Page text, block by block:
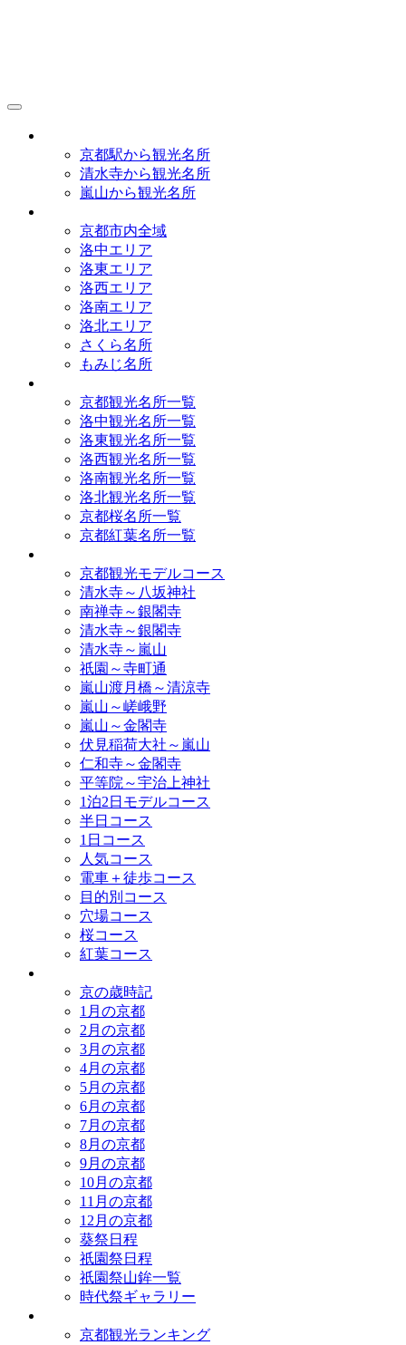
京都駅から観光名所
清水寺から観光名所
嵐山から観光名所
京都市内全域
洛中エリア
洛東エリア
洛西エリア
洛南エリア
洛北エリア
さくら名所
もみじ名所
京都観光名所一覧
洛中観光名所一覧
洛東観光名所一覧
洛西観光名所一覧
洛南観光名所一覧
洛北観光名所一覧
京都桜名所一覧
京都紅葉名所一覧
京都観光モデルコース
清水寺～八坂神社
南禅寺～銀閣寺
清水寺～銀閣寺
清水寺～嵐山
祇園～寺町通
嵐山渡月橋～清涼寺
嵐山～嵯峨野
嵐山～金閣寺
伏見稲荷大社～嵐山
仁和寺～金閣寺
平等院～宇治上神社
1泊2日モデルコース
半日コース
1日コース
人気コース
電車＋徒歩コース
目的別コース
穴場コース
桜コース
紅葉コース
京の歳時記
1月の京都
2月の京都
3月の京都
4月の京都
5月の京都
6月の京都
7月の京都
8月の京都
9月の京都
10月の京都
11月の京都
12月の京都
葵祭日程
祇園祭日程
祇園祭山鉾一覧
時代祭ギャラリー
京都観光ランキング